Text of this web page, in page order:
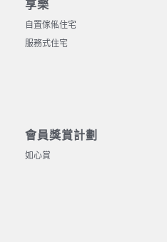
享樂
自置傢俬住宅
服務式住宅
會員獎賞計劃
如心賞